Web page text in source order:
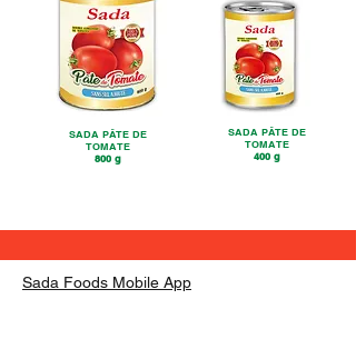
SADA PÂTE DE
TOMATE
800 g
SADA PÂTE DE
TOMATE
400 g
Sada Foods Mobile App